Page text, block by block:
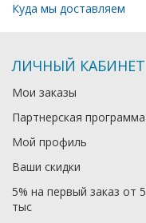
Куда мы доставляем
ЛИЧНЫЙ КАБИНЕТ
Мои заказы
Партнерская программа
Мой профиль
Ваши скидки
5% на первый заказ от 5
тыс